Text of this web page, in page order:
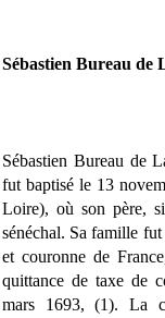
Sébastien Bureau de
Sébastien Bureau de
fut baptisé le 13
Loire), où son père,
sénéchal. Sa famille
et couronne de
quittance de taxe de
mars 1693, (1). La